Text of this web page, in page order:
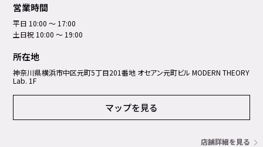
営業時間
平日 10:00 ～ 17:00
土日祝 10:00 ～ 19:00
所在地
神奈川県横浜市中区元町5丁⽬201番地 オセアン元町ビル MODERN THEORY
Lab. 1F
マップを見る
店舗詳細を見る